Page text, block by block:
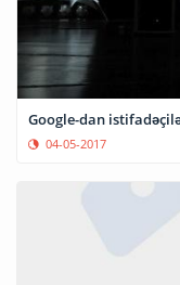
Google-dan
04-05-2017